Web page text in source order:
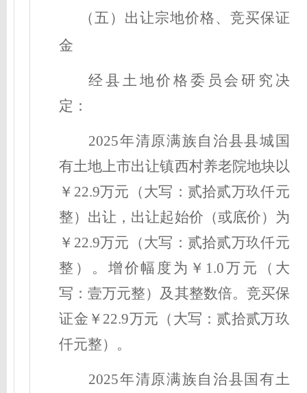
（五）出让宗地价格、竞买保证
金
经县土地价格委员会研究决
定 ：
2025年清原满族自治县县城国
有土地上市出让镇西村养老院地块以
￥ 22.9万元（大写： 贰拾贰万玖仟元
整）出让，出让起始价（或底价）为
￥ 22.9万元（大写： 贰拾贰万玖仟元
整）。增价幅度为￥ 1.0万元（大
写：壹万元整）及其整数倍。竞买保
证金￥ 22.9万元（大写： 贰拾贰万玖
仟元整）。
2025年清原满族自治县国有土